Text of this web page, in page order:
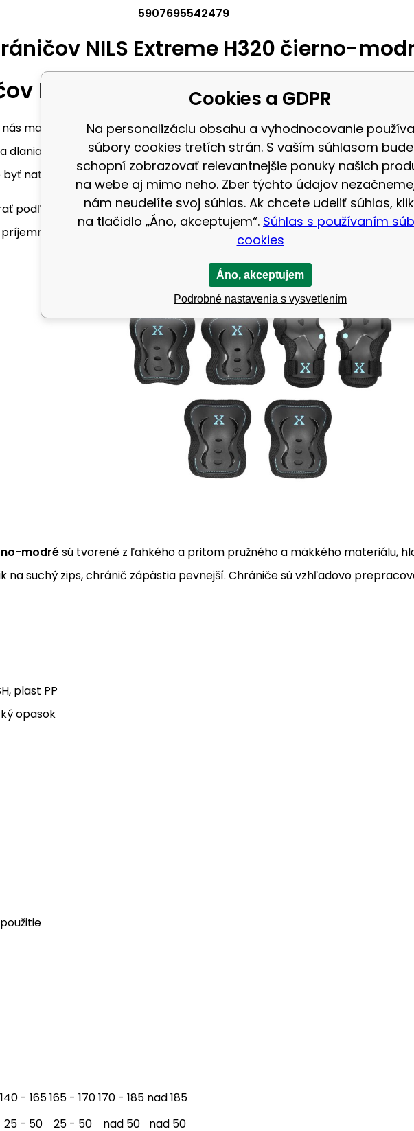
5907695542479
NILS Extreme H320 čierno-
NILS Extreme H320 čierno-modrá
nás majú za úlohu chrániť. Najčastejšie pred priamym kontaktom s
dlaniach, kolenách a lakťoch, prirodzene sa tak snažíme zabrzdiť pád.
natlčený a odretý.
podľa bežnej veľkosti oblečenia, ale vždy treba dať pozor, či nie sú
modrésú tvorené z ľahkého a pritom pružného a mäkkého materiálu,
na suchý zips, chránič zápästia pevnejší. Chrániče sú vzhľadovo
plast PP
opasok
140 - 165165 - 170170 - 185 nad 185
25 - 50 25 - 50 nad 50 nad 50
Cookies a GDPR
Na personalizáciu obsahu a vyhodnocovanie
súbory cookies tretích strán. S vaším súhlasom
schopní zobrazovať relevantnejšie ponuky našich
na webe aj mimo neho. Zber týchto údajov
nám neudelíte svoj súhlas. Ak chcete udeliť súhlas,
na tlačidlo „Áno, akceptujem“. Súhlas s používaním
cookies
Áno, akceptujem
Podrobné nastavenia s vysvetlením